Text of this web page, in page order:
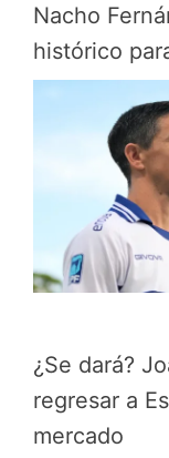
Nacho
histórico
¿Se dará?
regresar a
mercado